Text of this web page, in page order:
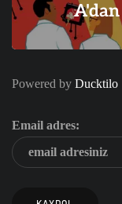
Powered by Ducktilo
Email adres: